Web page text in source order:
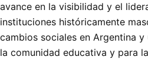
avance en la visibilidad y el
instituciones históricamente
cambios sociales en Argentina
la comunidad educativa y para